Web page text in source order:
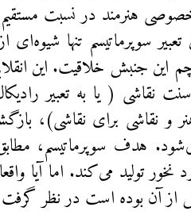
هنرمند در نسبت
سوپرماتیسم تنها
این جنبش خلاقیت. این
نقاشی ( یا به تعبیر
و نقاشی برای نقاشی)،
هدف سوپرماتیسم،
تولید می‌کند. اما آیا
از آن بوده است در نظر